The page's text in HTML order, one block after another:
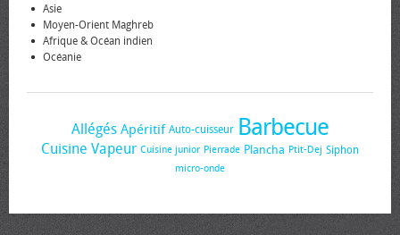
Asie
Moyen-Orient Maghreb
Afrique & Océan indien
Océanie
Allégés Apéritif Auto-cuisseur Barbecue
Cuisine Vapeur Cuisine junior Pierrade Plancha Ptit-Dej Siphon
micro-onde